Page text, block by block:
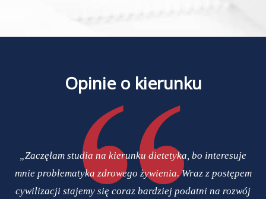
Opinie o kierunku
„Zaczęłam studia na kierunku dietetyka, bo interesuje
mnie problematyka zdrowego żywienia. Wraz z postępem
cywilizacji stajemy się coraz bardziej podatni na rozwój